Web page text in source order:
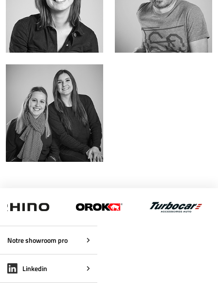
Assistante achat/import
Notre showroom pro
Linkedin